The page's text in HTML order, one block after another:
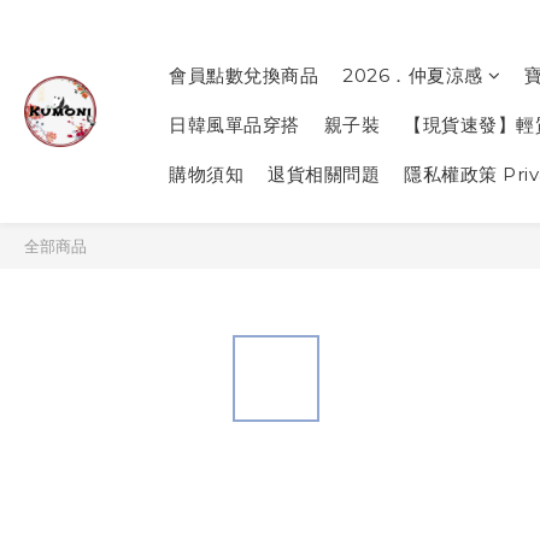
會員點數兌換商品 2026．仲夏涼感
日韓風單品穿搭 親子裝 【現貨速發】
購物須知 退貨相關問題 隱私權政策
全部商品